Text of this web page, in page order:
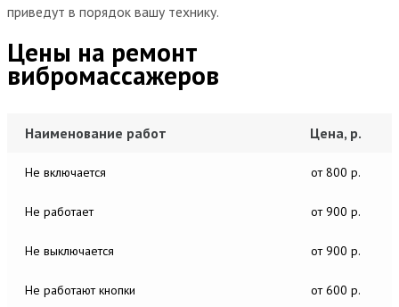
приведут в порядок вашу технику.
Цены на ремонт
вибромассажеров
Наименование работ Цена, р.
Не включается от 800 р.
Не работает от 900 р.
Не выключается от 900 р.
Не работают кнопки от 600 р.